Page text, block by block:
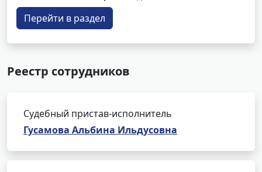
Перейти в раздел
Реестр сотрудников
Судебный пристав-исполнитель
Гусамова Альбина Ильдусовна